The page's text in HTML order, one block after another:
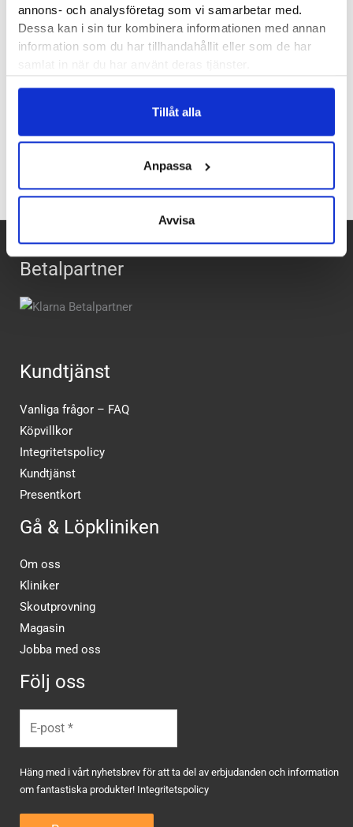
annons- och analysföretag som vi samarbetar med.
Dessa kan i sin tur kombinera informationen med annan
information som du har tillhandahållit eller som de har
samlat in när du har använt deras tjänster.
Tillåt alla
Anpassa
Avvisa
Tunn och smidig modell
Stödjer fotvalven
Jämnar ut belastningen på större delen av foten
Recensioner
Betalpartner
Kundtjänst
Vanliga frågor – FAQ
Köpvillkor
Integritetspolicy
Kundtjänst
Presentkort
Gå & Löpkliniken
Om oss
Kliniker
Skoutprovning
Magasin
Jobba med oss
Följ oss
Häng med i vårt nyhetsbrev för att ta del av erbjudanden och information
om fantastiska produkter! Integritetspolicy